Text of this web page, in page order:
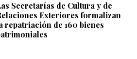
Secretarías de Cultura y de
Exteriores formalizan
repatriación de 160 bienes